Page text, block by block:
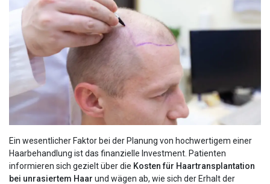
Ein wesentlicher Faktor bei der Planung von hochwertigem einer
Haarbehandlung ist das finanzielle Investment. Patienten
informieren sich gezielt über die Kosten für Haartransplantation
bei unrasiertem Haar und wägen ab, wie sich der Erhalt der